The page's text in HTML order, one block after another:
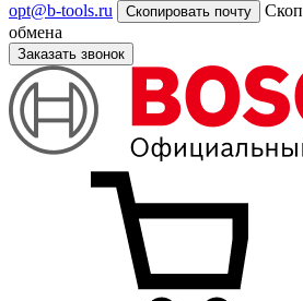
opt@b-tools.ru
Скопировать почту
обмена
Заказать звонок